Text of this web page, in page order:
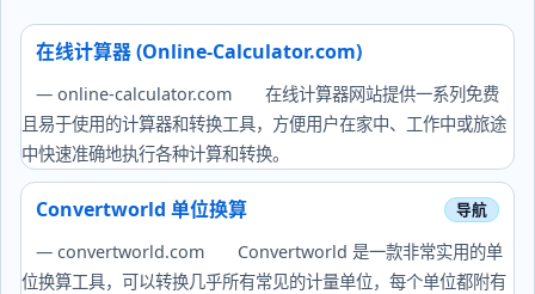
在线计算器 (Online‑Calculator.com)
— online-calculator.com
在线计算器网站提供一系列免费
且易于使用的计算器和转换工具，方便用户在家中、工作中或旅途
中快速准确地执行各种计算和转换。
Convertworld 单位换算
— convertworld.com
Convertworld 是一款非常实用的单
位换算工具，可以转换几乎所有常见的计量单位，每个单位都附有